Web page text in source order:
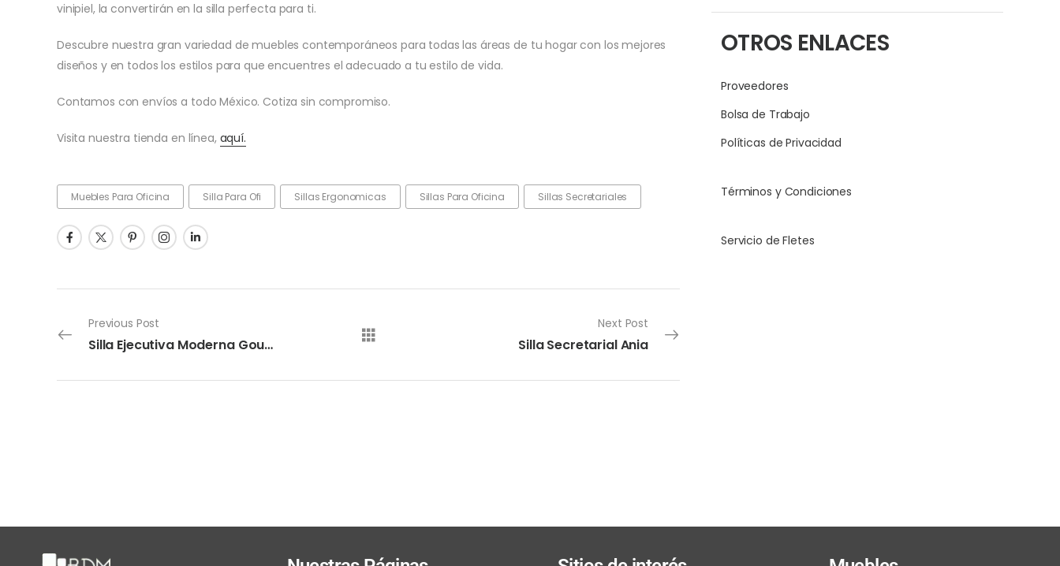
OTROS ENLACES
Proveedores
Bolsa de Trabajo
Políticas de Privacidad
Términos y Condiciones
Servicio de Fletes
vinipiel, la convertirán en la silla perfecta para ti.
Descubre nuestra gran variedad de muebles contemporáneos para todas las áreas de tu hogar con los mejores
diseños y en todos los estilos para que encuentres el adecuado a tu estilo de vida.
Contamos con envíos a todo México. Cotiza sin compromiso.
Visita nuestra tienda en línea, aquí.
Muebles Para Oficina Silla Para Ofi Sillas Ergonomicas Sillas Para Oficina Sillas Secretariales
Previous Post
Silla Ejecutiva Moderna Gouda
Next Post
Silla Secretarial Ania